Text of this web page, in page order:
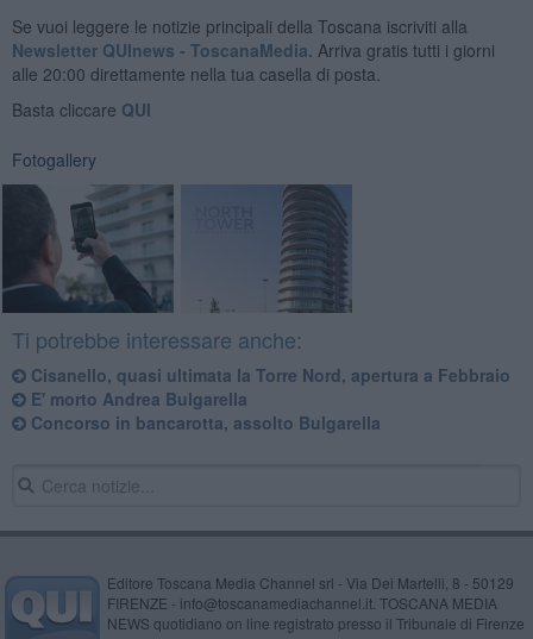
Se vuoi leggere le notizie principali della Toscana iscriviti alla
Newsletter QUInews - ToscanaMedia. Arriva gratis tutti i giorni
alle 20:00 direttamente nella tua casella di posta.
Basta cliccare QUI
Fotogallery
Ti potrebbe interessare anche:
Cisanello, quasi ultimata la Torre Nord, apertura a Febbraio
E' morto Andrea Bulgarella
Concorso in bancarotta, assolto Bulgarella
Editore Toscana Media Channel srl - Via Dei Martelli, 8 - 50129
FIRENZE - info@toscanamediachannel.it. TOSCANA MEDIA
NEWS quotidiano on line registrato presso il Tribunale di Firenze